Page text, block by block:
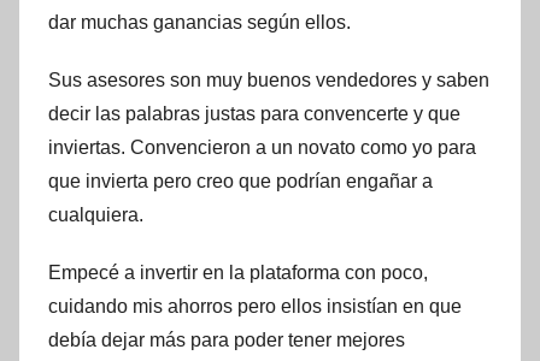
dar muchas ganancias según ellos.
Sus asesores son muy buenos vendedores y saben
decir las palabras justas para convencerte y que
inviertas. Convencieron a un novato como yo para
que invierta pero creo que podrían engañar a
cualquiera.
Empecé a invertir en la plataforma con poco,
cuidando mis ahorros pero ellos insistían en que
debía dejar más para poder tener mejores